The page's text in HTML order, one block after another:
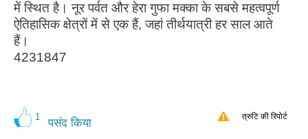
में स्थित है। नूर पर्वत और हेरा गुफा मक्का के सबसे महत्वपूर्ण
ऐतिहासिक क्षेत्रों में से एक हैं, जहां तीर्थयात्री हर साल आते
हैं।
4231847
1 पसंद किया त्रुटि की रिपोर्ट